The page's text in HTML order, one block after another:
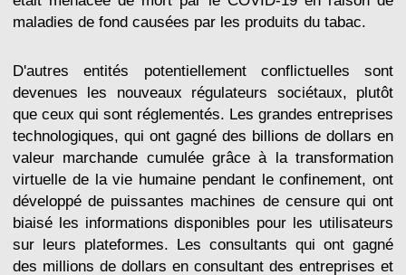
maladies de fond causées par les produits du tabac.
D'autres entités potentiellement conflictuelles sont
devenues les nouveaux régulateurs sociétaux, plutôt
que ceux qui sont réglementés. Les grandes entreprises
technologiques, qui ont gagné des billions de dollars en
valeur marchande cumulée grâce à la transformation
virtuelle de la vie humaine pendant le confinement, ont
développé de puissantes machines de censure qui ont
biaisé les informations disponibles pour les utilisateurs
sur leurs plateformes. Les consultants qui ont gagné
des millions de dollars en consultant des entreprises et